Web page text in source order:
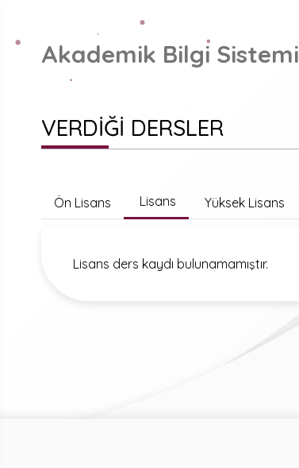
Akademik Bilgi Sistemi
VERDİĞİ DERSLER
Ön Lisans Lisans Yüksek Lisans
Lisans ders kaydı bulunamamıştır.